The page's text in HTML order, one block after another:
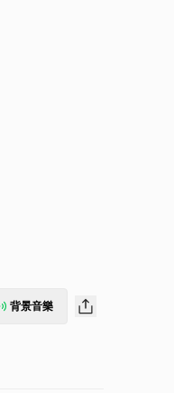
背景音樂